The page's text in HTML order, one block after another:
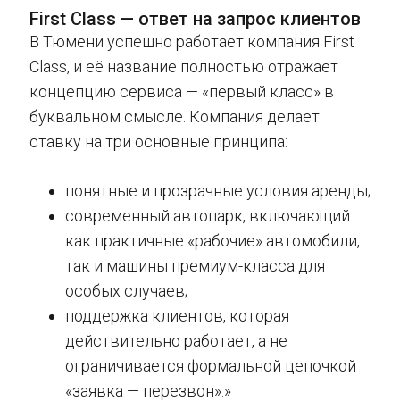
First Class — ответ на запрос клиентов
В Тюмени успешно работает компания First
Class, и её название полностью отражает
концепцию сервиса — «первый класс» в
буквальном смысле. Компания делает
ставку на три основные принципа:
понятные и прозрачные условия аренды;
современный автопарк, включающий
как практичные «рабочие» автомобили,
так и машины премиум-класса для
особых случаев;
поддержка клиентов, которая
действительно работает, а не
ограничивается формальной цепочкой
«заявка — перезвон».»